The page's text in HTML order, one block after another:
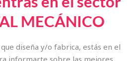
MECÁNICO
diseña y/o fabrica, estás en el
informarte sobre las mejores